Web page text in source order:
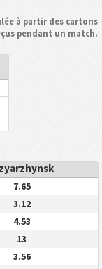
à partir des cartons
pendant un match.
7.65
3.12
4.53
13
3.56